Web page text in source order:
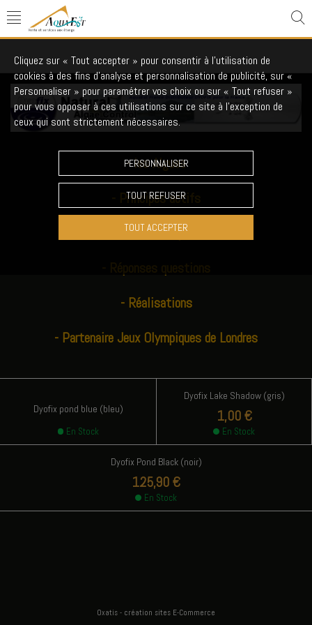
3 produits
-les Algues
Principes actifs
Questions fréquentes
- Réalisations
- Partenaire Jeux Olympiques de Londres
Dyofix pond blue (bleu)
En Stock
Dyofix Lake Shadow (gris)
1,00 €
En Stock
Dyofix Pond Black (noir)
125,90 €
En Stock
Cliquez sur « Tout accepter » pour consentir à l'utilisation de
cookies à des fins d’analyse et personnalisation de publicité, sur «
Personnaliser » pour paramétrer vos choix ou sur « Tout refuser »
pour vous opposer à ces utilisations sur ce site à l’exception de
ceux qui sont strictement nécessaires.
PERSONNALISER
TOUT REFUSER
TOUT ACCEPTER
Oxatis - création sites E-Commerce